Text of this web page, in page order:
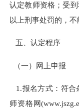
认定教师资格；受
以上刑事处罚的，不
五、认定程序
（一）网上申报
1.报名方式：符合
师资格网